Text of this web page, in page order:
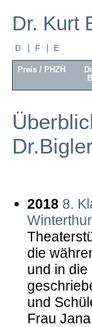
Dr. Kurt
D F E
Preis / PHZH
2018 8.
Winterthur
die
und in
und
Frau